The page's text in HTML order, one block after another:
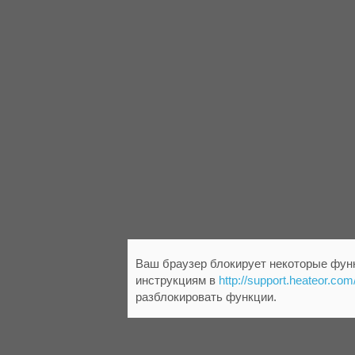
Ваш браузер блокирует некоторые
инструкциям в http://
разблокировать функции.